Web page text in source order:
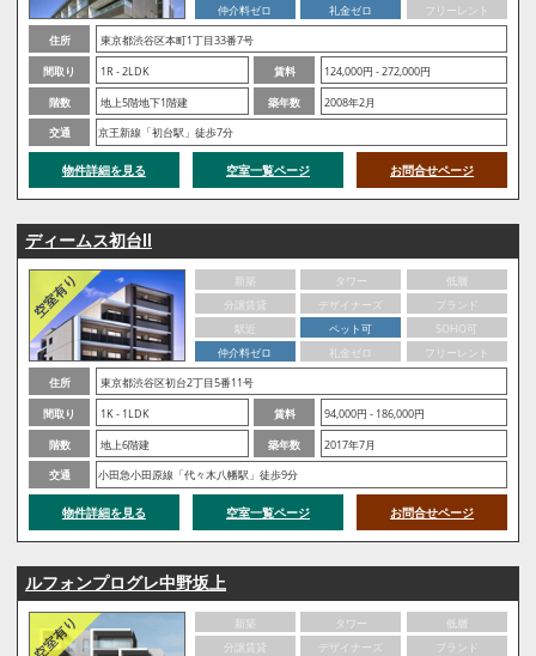
仲介料ゼロ
礼金ゼロ
フリーレント
住所
東京都渋谷区本町1丁目33番7号
間取り
1R - 2LDK 賃料
124,000円 - 272,000円
階数
地上5階地下1階建 築年数
2008年2月
交通
京王新線「初台駅」徒歩7分
物件詳細を見る 空室一覧ページ お問合せページ
ディームス初台Ⅱ
新築 タワー
低層
分譲賃貸
デザイナーズ
ブランド
駅近
ペット可
SOHO可
仲介料ゼロ
礼金ゼロ
フリーレント
住所
東京都渋谷区初台2丁目5番11号
間取り
1K - 1LDK 賃料
94,000円 - 186,000円
階数
地上6階建 築年数
2017年7月
交通
小田急小田原線「代々木八幡駅」徒歩9分
物件詳細を見る 空室一覧ページ お問合せページ
ルフォンプログレ中野坂上
新築 タワー
低層
分譲賃貸
デザイナーズ
ブランド